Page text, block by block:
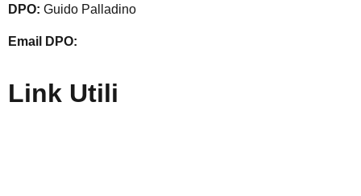
DPO: Guido Palladino
Email DPO:
Link Utili